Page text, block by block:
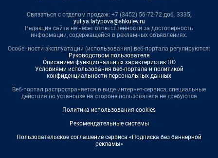
Связаться с отделом продаж: +7 (3452) 56-72-72 доб. 3335,
yuliya.latypova@shkulev.ru
Редакция сайта не несет ответственности за достоверность
информации, содержащейся в рекламных объявлениях.
Особенности эксплуатации (использования) веб-портала регулируются:
Руководством пользователя
Описанием функциональных характеристик ПО
Условиями использования веб-портала и политикой
конфиденциальности персональных данных
Веб-портал распространяется в виде интернет-сервиса, специальные
действия по установке на стороне пользователя не требуются
Политика использования cookies
Рекомендательные системы
Пользовательское соглашение сервиса «Подписка без баннерной
рекламы»